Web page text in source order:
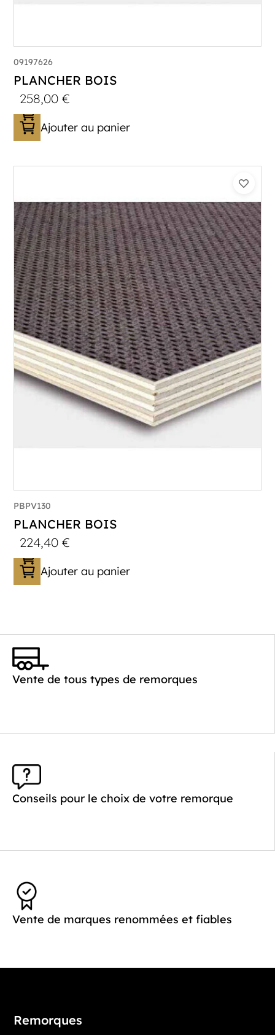
09197626
PLANCHER BOIS
258,00€
Ajouter au panier
PBPV130
PLANCHER BOIS
224,40€
Ajouter au panier
Vente de tous types de remorques
Conseils pour le choix de votre remorque
Vente de marques renommées et fiables
Remorques